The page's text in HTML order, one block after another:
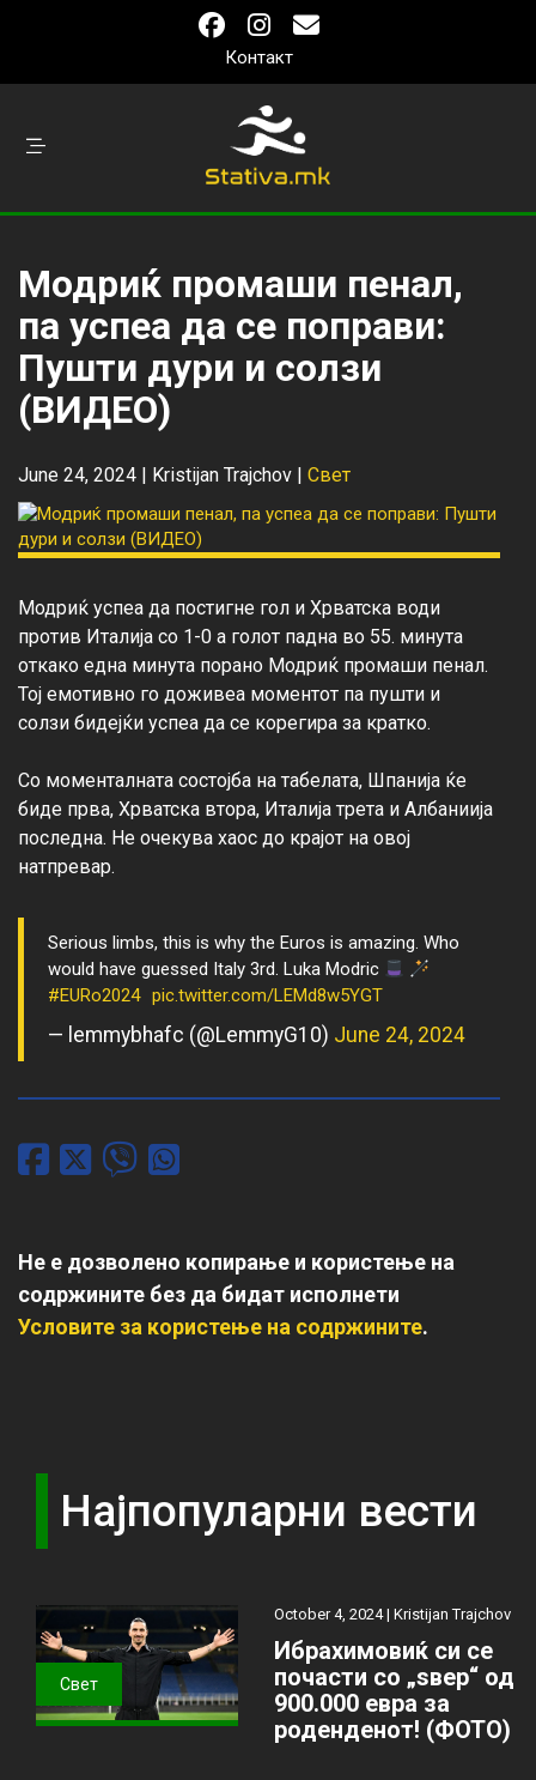
Контакт
Модриќ промаши пенал,
па успеа да се поправи:
Пушти дури и солзи
(ВИДЕО)
June 24, 2024 | Kristijan Trajchov | Свет
Модриќ успеа да постигне гол и Хрватска води
против Италија со 1-0 а голот падна во 55. минута
откако една минута порано Модриќ промаши пенал.
Тој емотивно го доживеа моментот па пушти и
солзи бидејќи успеа да се корегира за кратко.
Со моменталната состојба на табелата, Шпанија ќе
биде прва, Хрватска втора, Италија трета и Албаниија
последна. Не очекува хаос до крајот на овој
Serious limbs, this is why the Euros is amazing. Who
would have guessed Italy 3rd. Luka Modric
#EURo2024 pic.twitter.com/LEMd8w5YGT
— lemmybhafc (@LemmyG10) June 24, 2024
Не е дозволено копирање и користење на
содржините без да бидат исполнети
Условите за користење на содржините.
Најпопуларни вести
Свет
October 4, 2024 |Kristijan Trajchov
Ибрахимовиќ си се
почасти со „ѕвер“ од
900.000 евра за
роденденот! (ФОТО)